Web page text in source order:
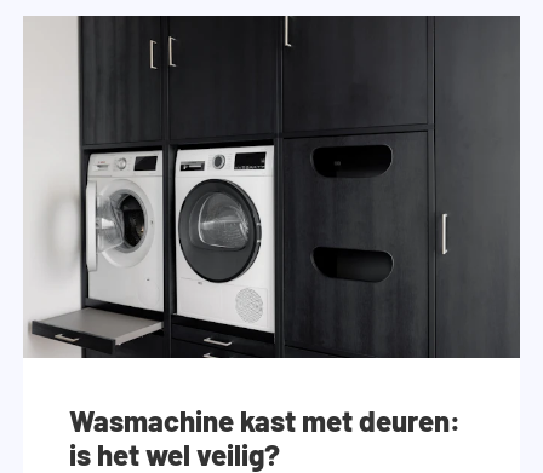
Wasmachine kast met deuren:
is het wel veilig?